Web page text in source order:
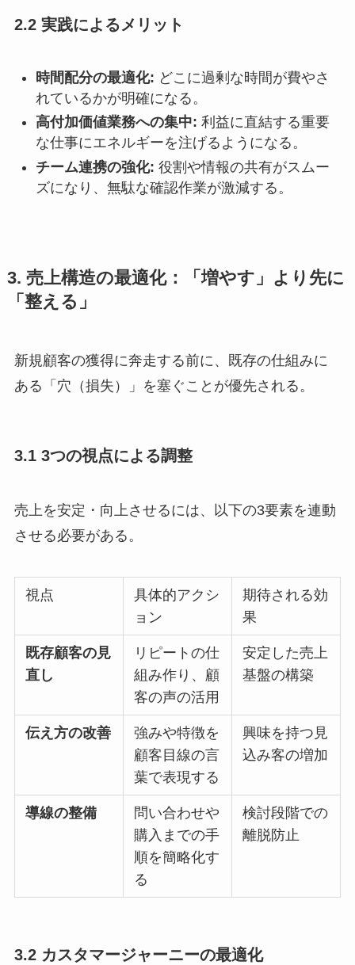
2.2 実践によるメリット
時間配分の最適化: どこに過剰な時間が費やさ
れているかが明確になる。
高付加価値業務への集中: 利益に直結する重要
な仕事にエネルギーを注げるようになる。
チーム連携の強化: 役割や情報の共有がスムー
ズになり、無駄な確認作業が激減する。
3. 売上構造の最適化：「増やす」より先に
「整える」
新規顧客の獲得に奔走する前に、既存の仕組みに
ある「穴（損失）」を塞ぐことが優先される。
3.1 3つの視点による調整
売上を安定・向上させるには、以下の3要素を連動
させる必要がある。
視点
具体的アクシ
ョン
期待される効
果
既存顧客の見
直し
リピートの仕
組み作り、顧
客の声の活用
安定した売上
基盤の構築
伝え方の改善
強みや特徴を
顧客目線の言
葉で表現する
興味を持つ見
込み客の増加
導線の整備
問い合わせや
購入までの手
順を簡略化す
る
検討段階での
離脱防止
3.2 カスタマージャーニーの最適化